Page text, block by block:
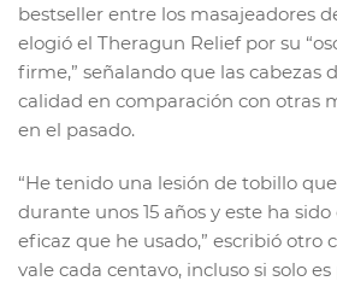
bestseller entre los masajeadores
elogió el Theragun Relief por su
firme,” señalando que las cabezas
calidad en comparación con otras
en el pasado.
“He tenido una lesión de tobillo
durante unos 15 años y este ha
eficaz que he usado,” escribió otro
vale cada centavo, incluso si solo